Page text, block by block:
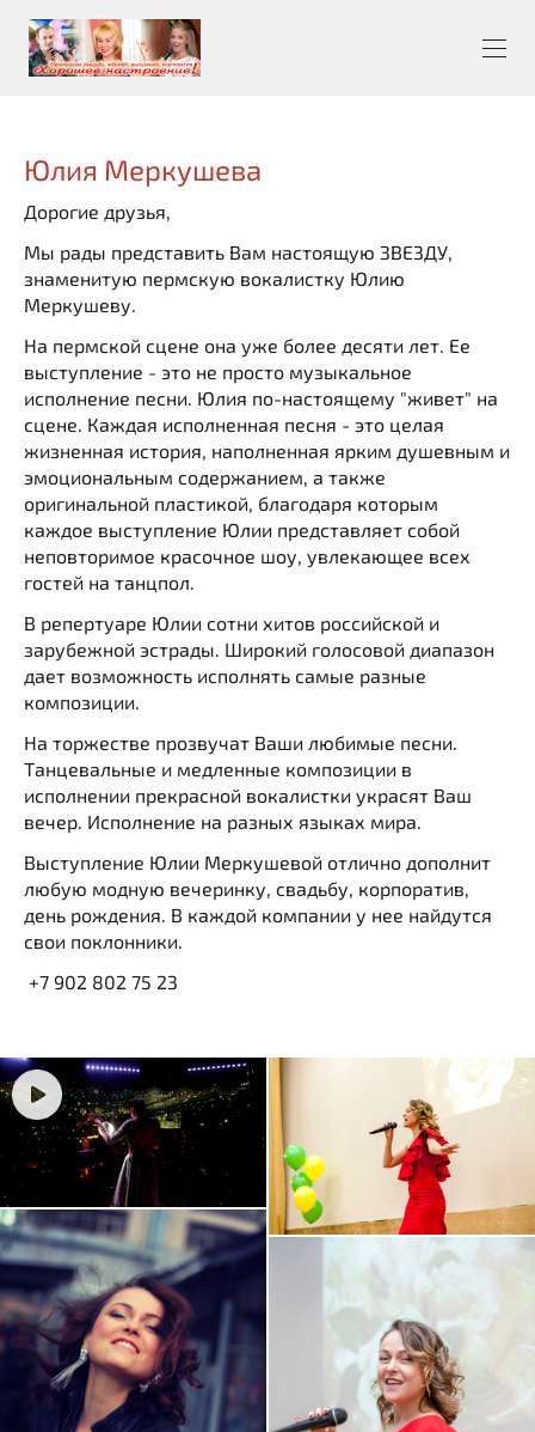
Юлия Меркушева
Дорогие друзья,
Мы рады представить Вам настоящую ЗВЕЗДУ,
знаменитую пермскую вокалистку Юлию
Меркушеву.
На пермской сцене она уже более десяти лет. Ее
выступление - это не просто музыкальное
исполнение песни. Юлия по-настоящему "живет" на
сцене. Каждая исполненная песня - это целая
жизненная история, наполненная ярким душевным и
эмоциональным содержанием, а также
оригинальной пластикой, благодаря которым
каждое выступление Юлии представляет собой
неповторимое красочное шоу, увлекающее всех
гостей на танцпол.
В репертуаре Юлии сотни хитов российской и
зарубежной эстрады. Широкий голосовой диапазон
дает возможность исполнять самые разные
композиции.
На торжестве прозвучат Ваши любимые песни.
Танцевальные и медленные композиции в
исполнении прекрасной вокалистки украсят Ваш
вечер. Исполнение на разных языках мира.
Выступление Юлии Меркушевой отлично дополнит
любую модную вечеринку, свадьбу, корпоратив,
день рождения. В каждой компании у нее найдутся
свои поклонники.
+7 902 802 75 23